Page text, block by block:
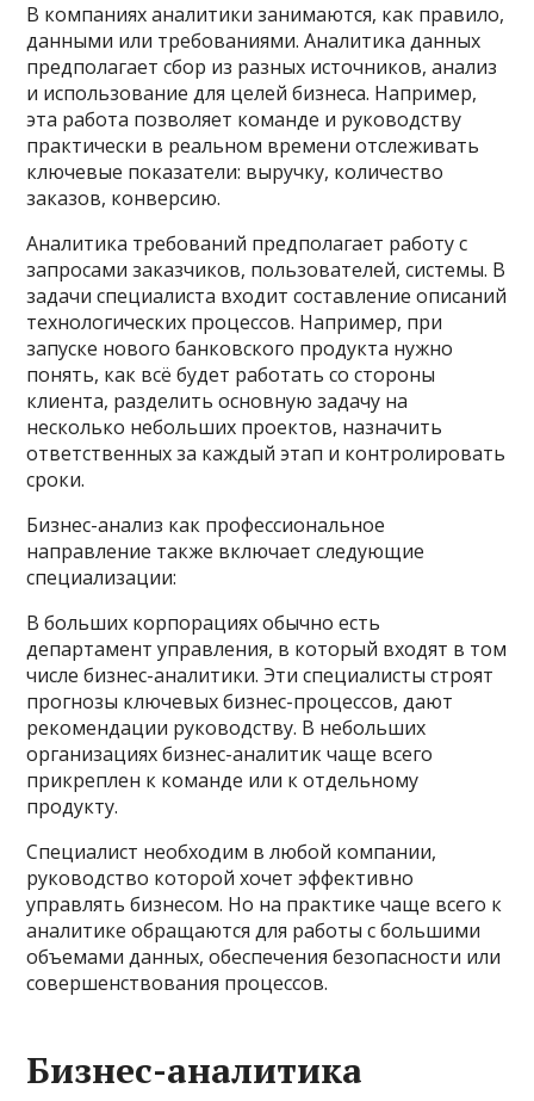
В компаниях аналитики занимаются, как правило,
данными или требованиями. Аналитика данных
предполагает сбор из разных источников, анализ
и использование для целей бизнеса. Например,
эта работа позволяет команде и руководству
практически в реальном времени отслеживать
ключевые показатели: выручку, количество
заказов, конверсию.
Аналитика требований предполагает работу с
запросами заказчиков, пользователей, системы. В
задачи специалиста входит составление описаний
технологических процессов. Например, при
запуске нового банковского продукта нужно
понять, как всё будет работать со стороны
клиента, разделить основную задачу на
несколько небольших проектов, назначить
ответственных за каждый этап и контролировать
сроки.
Бизнес-анализ как профессиональное
направление также включает следующие
специализации:
В больших корпорациях обычно есть
департамент управления, в который входят в том
числе бизнес-аналитики. Эти специалисты строят
прогнозы ключевых бизнес-процессов, дают
рекомендации руководству. В небольших
организациях бизнес-аналитик чаще всего
прикреплен к команде или к отдельному
продукту.
Специалист необходим в любой компании,
руководство которой хочет эффективно
управлять бизнесом. Но на практике чаще всего к
аналитике обращаются для работы с большими
объемами данных, обеспечения безопасности или
совершенствования процессов.
Бизнес-аналитика